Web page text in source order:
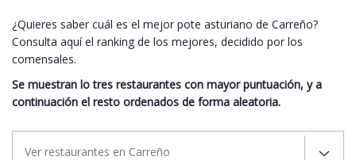
¿Quieres saber cuál es el mejor pote asturiano de Carreño?
Consulta aquí el ranking de los mejores, decidido por los
comensales.
Se muestran lo tres restaurantes con mayor puntuación, y a
continuación el resto ordenados de forma aleatoria.
Ver restaurantes en Carreño